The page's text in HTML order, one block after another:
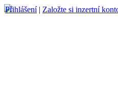
Přihlášení| Založte si inzertní